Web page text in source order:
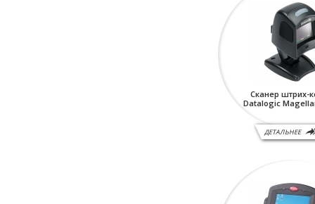
Сканер штрих-
Datalogic
ДЕТАЛЬНЕЕ